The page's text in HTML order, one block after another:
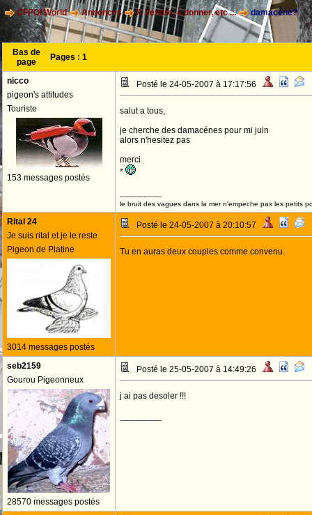
CFPOI World Annonces A Vendre, à donner, etc ... damacéne?
Bas de
page
Pages : 1
nicco
pigeon's attitudes
Touriste
153 messages postés
Posté le 24-05-2007 à 17:17:56
salut a tous,
je cherche des damacénes pour mi juin
alors n'hesitez pas
merci
*
--------------------
le bruit des vagues dans la mer n'empeche pas les petits
Rital 24
Je suis rital et je le reste
Pigeon de Platine
3014 messages postés
Posté le 24-05-2007 à 20:10:57
Tu en auras deux couples comme convenu.
seb2159
Gourou Pigeonneux
28570 messages postés
Posté le 25-05-2007 à 14:49:26
j ai pas desoler !!!
--------------------